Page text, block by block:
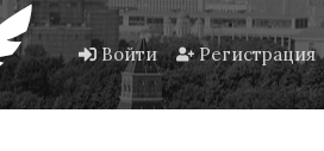
Войти Регистрация